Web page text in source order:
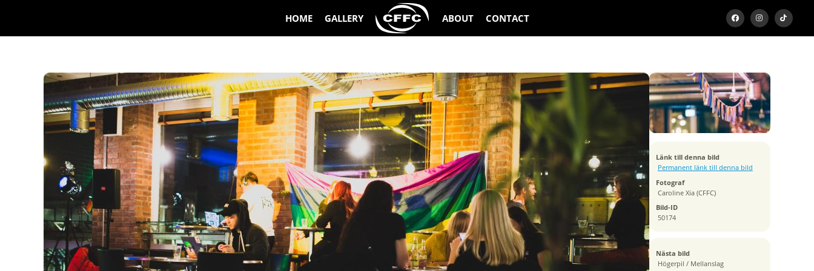
HOME GALLERY ABOUT CONTACT
Länk till denna bild
Permanent länk till denna bild
Fotograf
Caroline Xia (CFFC)
Bild-ID
50174
Exponeringstid
1/40 sek
Bländare
f/1.4
Kamera
Tagen
2017:11:24 21:13:23
ISO
2000
Brännvidd
35 mm
Nästa bild
Högerpil / Mellanslag